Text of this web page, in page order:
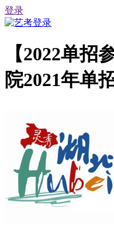
登录
【2022单招
院2021年单